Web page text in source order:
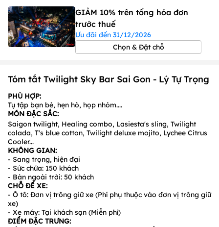
GIẢM 10% trên tổng hóa đơn
trước thuế
Ưu đãi đến 31/12/2026
Chọn & Đặt chỗ
Tóm tắt Twilight Sky Bar Sai Gon - Lý Tự Trọng
PHÙ HỢP:
Tụ tập bạn bè, hẹn hò, họp nhóm....
MÓN ĐẶC SẮC:
Saigon twilight, Healing combo, Lasiesta's sling, Twilight
colada, T's blue cotton, Twilight deluxe mojito, Lychee Citrus
Cooler...
KHÔNG GIAN:
- Sang trọng, hiện đại
- Sức chứa: 150 khách
- Bàn ngoài trời: 50 khách
CHỖ ĐỂ XE:
- Ô tô: Đơn vị trông giữ xe (Phí phụ thuộc vào đơn vị trông giữ
xe)
- Xe máy: Tại khách sạn (Miễn phí)
ĐIỂM ĐẶC TRƯNG: